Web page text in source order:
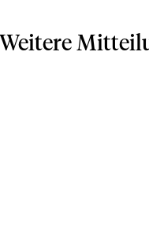
Weitere